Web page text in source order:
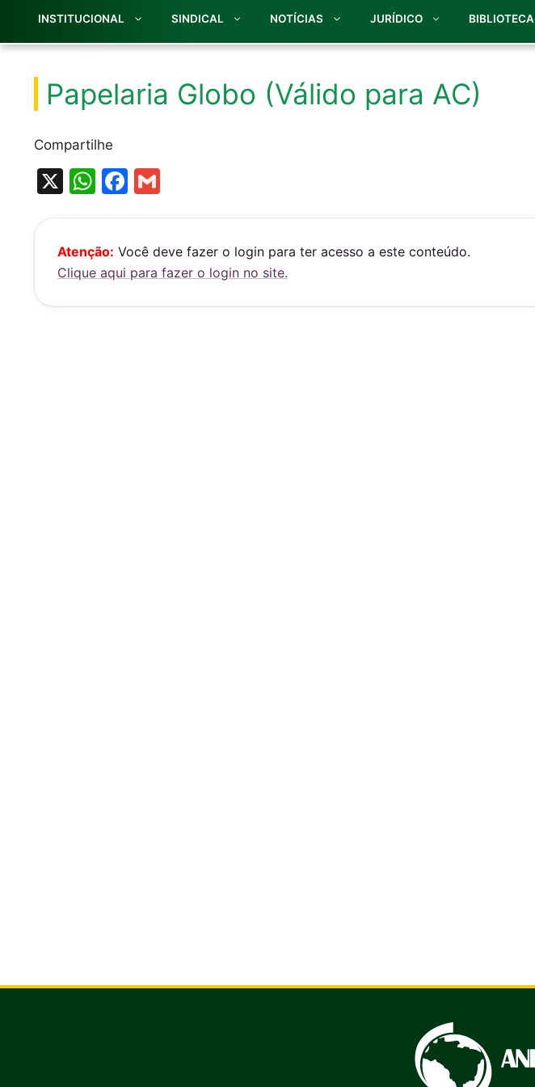
INSTITUCIONAL SINDICAL NOTÍCIAS JURÍDICO BIBLIOTECA
Papelaria Globo (Válido para AC)
Compartilhe
X
W
s
A
p
F
e
b
o
l
Atenção: Você deve fazer o login para ter acesso a este conteúdo.
Clique aqui para fazer o login no site.